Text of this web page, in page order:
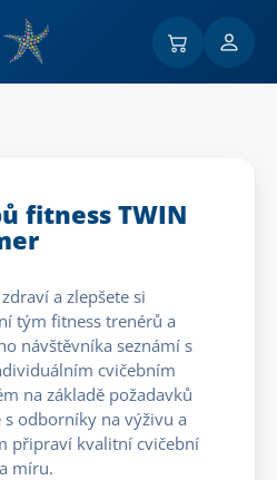
fitness TWIN
a zlepšete si
tým fitness trenérů a
návštěvníka seznámí s
cvičebním
na základě požadavků
s odborníky na výživu a
připraví kvalitní cvičební
míru.